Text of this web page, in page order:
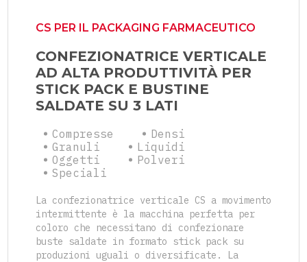
CS PER IL PACKAGING FARMACEUTICO
CONFEZIONATRICE VERTICALE
AD ALTA PRODUTTIVITÀ PER
STICK PACK E BUSTINE
SALDATE SU 3 LATI
Compresse
Densi
Granuli
Liquidi
Oggetti
Polveri
Speciali
La confezionatrice verticale CS a movimento
intermittente è la macchina perfetta per
coloro che necessitano di confezionare
buste saldate in formato stick pack su
produzioni uguali o diversificate. La